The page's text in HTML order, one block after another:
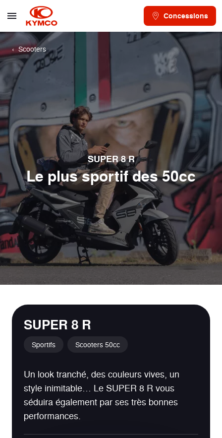
Concessions
Scooters
SUPER 8 R
Le plus sportif des 50cc
SUPER 8 R
Sportifs Scooters 50cc
Un look tranché, des couleurs vives, un
style inimitable… Le SUPER 8 R vous
séduira également par ses très bonnes
performances.